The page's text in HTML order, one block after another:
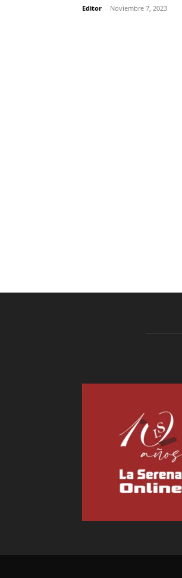
Editor - Noviembre 7, 2023